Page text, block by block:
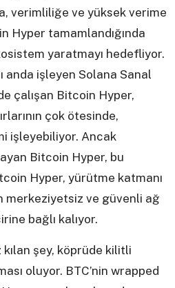
verimliliğe ve yüksek verime
Hyper tamamlandığında
yaratmayı hedefliyor.
anda işleyen Solana Sanal
çalışan Bitcoin Hyper,
çok ötesinde,
işleyebiliyor. Ancak
Bitcoin Hyper, bu
Hyper, yürütme katmanı
merkeziyetsiz ve güvenli ağ
bağlı kalıyor.
şey, köprüde kilitli
oluyor. BTC’nin wrapped